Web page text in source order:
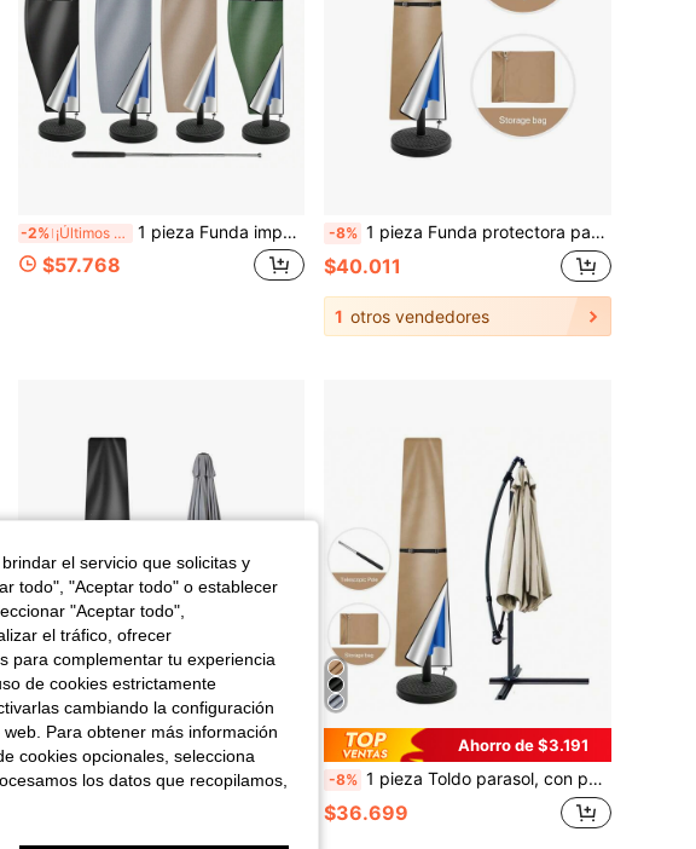
-2% ¡Últimos 3 días 1 pieza Funda impermeable para sombrilla de jardín tipo banana de 205/265/280cm, sombrilla de jardín en voladizo de color negro con mástil telescópico, apta para sombrillas de exterior, playa y patio
$57.768
-8% 1 pieza Funda protectora para paraguas con poste telescópico, impermeable, a prueba de polvo, a prueba de viento, resistente a los rayos UV, resistente a la nieve, funda plegable para paraguas, 170cm/190cm, adecuada para jardín y patio, paraguas de poste y voladizo de 1.8-3.3m
$40.011
1 otros vendedores
-3% ¡Últimos 3 días
1 pieza Funda protectora para sombrilla con lona, con poste retráctil, impermeable, a prueba de polvo, a prueba de viento, a prueba de rayos UV, a prueba de nieve, funda de sombrilla plegable, 170cm/190cm, adecuada para patios de jardín, sombrillas de poste en voladizo de 1.8-3.3m
Ahorro de $3.191
-8% 1 pieza Toldo parasol, con poste extensible, impermeable, a prueba de polvo y viento, con protección UV, plegable, 170cm/190cm, adecuado para jardín, patio, sombrilla de voladizo de 1,8-3,3 metros
$36.699
el servicio que solicitas y
todo", "Aceptar todo" o establecer
"Aceptar todo",
el tráfico, ofrecer
para complementar tu experiencia
de cookies estrictamente
cambiando la configuración
Para obtener más información
cookies opcionales, selecciona
los datos que recopilamos,